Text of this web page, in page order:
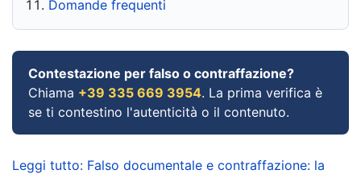
Domande frequenti
Contestazione per falso o contraffazione?
Chiama +39 335 669 3954. La prima verifica è
se ti contestino l'autenticità o il contenuto.
Leggi tutto: Falso documentale e contraffazione: la